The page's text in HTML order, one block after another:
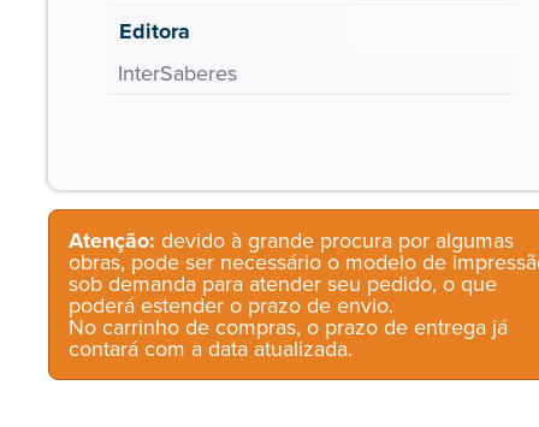
Editora
InterSaberes
Atenção: devido à grande procura por algumas
obras, pode ser necessário o modelo de
sob demanda para atender seu pedido, o que
poderá estender o prazo de envio.
No carrinho de compras, o prazo de entrega já
contará com a data atualizada.